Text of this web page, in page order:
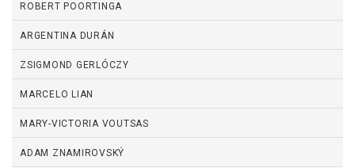
ROBERT POORTINGA
ARGENTINA DURÁN
ZSIGMOND GERLÓCZY
MARCELO LIAN
MARY-VICTORIA VOUTSAS
ADAM ZNAMIROVSKÝ